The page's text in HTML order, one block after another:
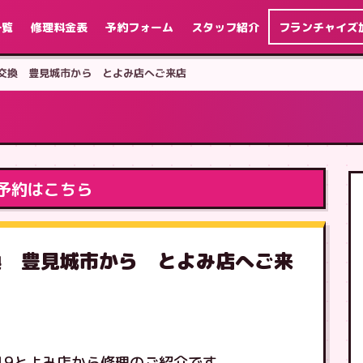
修理料金表 予約フォーム スタッフ紹介 フランチャイズ
豊見城市から とよみ店へご来店
約はこちら
見城市から とよみ店へご来